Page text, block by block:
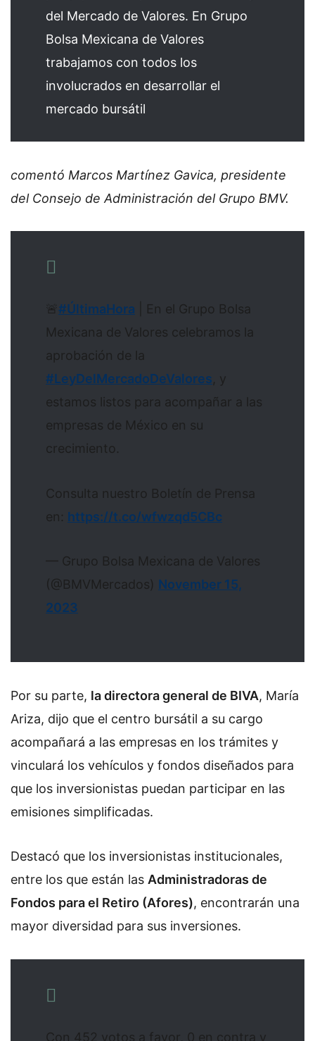
del Mercado de Valores. En Grupo
Bolsa Mexicana de Valores
trabajamos con todos los
involucrados en desarrollar el
mercado bursátil
comentó Marcos Martínez Gavica, presidente
del Consejo de Administración del Grupo BMV.
🚨 #ÚltimaHora | En el Grupo Bolsa
Mexicana de Valores celebramos la
aprobación de la
#LeyDelMercadoDeValores, y
estamos listos para acompañar a las
empresas de México en su
crecimiento.
Consulta nuestro Boletín de Prensa
en: https://t.co/wfwzqd5CBc
— Grupo Bolsa Mexicana de Valores
(@BMVMercados) November 15,
2023
Por su parte, la directora general de BIVA, María
Ariza, dijo que el centro bursátil a su cargo
acompañará a las empresas en los trámites y
vinculará los vehículos y fondos diseñados para
que los inversionistas puedan participar en las
emisiones simplificadas.
Destacó que los inversionistas institucionales,
entre los que están las Administradoras de
Fondos para el Retiro (Afores), encontrarán una
mayor diversidad para sus inversiones.
Con 452 votos a favor, 0 en contra y